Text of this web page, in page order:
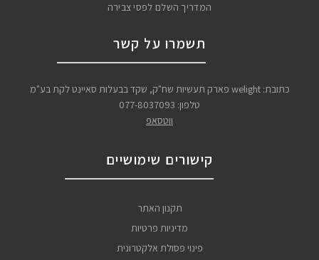
המדריך השלם לפסי צבירה
תשמרו על קשר
כתובת: welight פארק תעשיות שח"ק, שקד בבעלות סאיינט לקת בע"מ
טלפון: 077-8037093
ווטסאפ
קישורים שימושיים
תקנון האתר
מדיניות פרטיות
פינוי פסולת אלקטרונית